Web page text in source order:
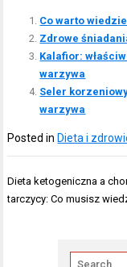
Co warto
Zdrowe
Kalafior:
warzywa
Seler
warzywa
Posted in Dieta i
Nawigacja
wpisu
Dieta ketogeniczna a
tarczycy: Co musisz